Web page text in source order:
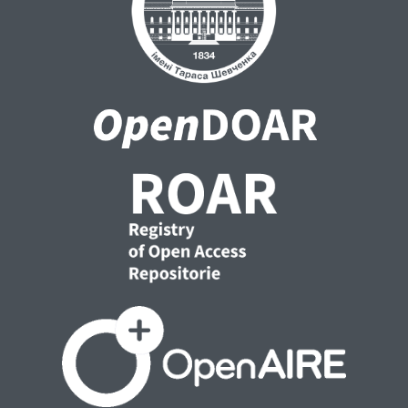
contraction, biochemical and histological